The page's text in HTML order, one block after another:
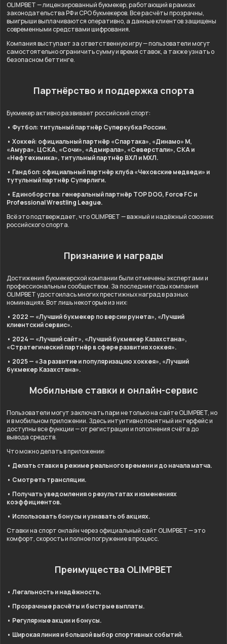
OLIMPBET — лицензированный букмекер, работающий в рамках
законодательства РФ и СРО букмекеров. Все расчёты прозрачны,
выигрыши выплачиваются оперативно, а данные клиентов защищены
современными средствами шифрования.
Компания выступает за ответственную игру — пользователи могут
самостоятельно ограничить сумму и время ставок, а также узнать о
безопасном беттинге.
Партнёрство и поддержка спорта
Букмекер активно развивает российский спорт:
• Футбол: титульный партнёр Суперкубка России.
• Хоккей: официальный партнёр «Спартака», «Динамо» М,
«Амура», ЦСКА, «Сочи», «Адмирала», «Северстали», СКА и
«Нефтехимика», титульный партнёр ВХЛ и МХЛ.
• Гандбол: официальный партнёр клуба «Чеховские медведи» и
тутульный партнёр Суперлиги.
• Единоборства: генеральный партнёр TOP DOG, Force FC и
Professional Wrestling League.
Всё это подтверждает, что OLIMPBET — важный и надёжный союзник
российского спорта.
Признание и награды
Достижения букмекерской компании были отмечены экспертами и
профессиональным сообществом. За последние годы компания
OLIMPBET удостоилась многих престижных наград в разных
номинациях. Вот лишь некоторые из них:
• 2022 — «Лучший букмекер по версии рунета», «Лучший
клиентский сервис».
• 2024 — «Лучший сайт», «Лучший букмекер Казахстана»,
«Стратегический партнёр в сфере развития хоккея».
• 2025 — «За развитие и популяризацию хоккея», «Лучший
букмекер Казахстана».
Мобильные ставки и онлайн-сервис
Пользователи могут заключать пари не только на сайте OLIMPBET, но
и в мобильном приложении. Здесь интуитивно понятный интерфейс и
доступны все функции — от регистрации и пополнения счёта до
вывода средств.
Что можно делать в приложении:
• Делать ставки в режиме реального времени и до начала матча.
• Смотреть трансляции.
• Получать уведомления о результатах и изменениях
коэффициентов.
• Использовать бонусы и узнавать об акциях.
Ставки на спорт онлайн через официальный сайт OLIMPBET — это
комфорт, скорость и полное погружение в процесс.
Преимущества OLIMPBET
• Легальность и надёжность.
• Прозрачные расчёты и быстрые выплаты.
• Регулярные акции и бонусы.
• Широкая линия и большой выбор спортивных событий.